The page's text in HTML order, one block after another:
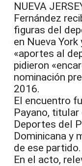
NUEVA
Fernández
figuras del
en Nueva
«aportes al
pidieron
nominación
2016.
El encuentro
Payano,
Deportes del
Dominicana y
de ese partido.
En el acto,